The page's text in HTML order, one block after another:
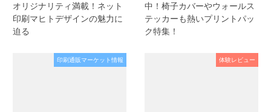
オリジナリティ満載！ネット
印刷マヒトデザインの魅力に
迫る
中！椅子カバーやウォールス
テッカーも熱いプリントパッ
ク特集！
印刷通販マーケット情報 体験レビュー